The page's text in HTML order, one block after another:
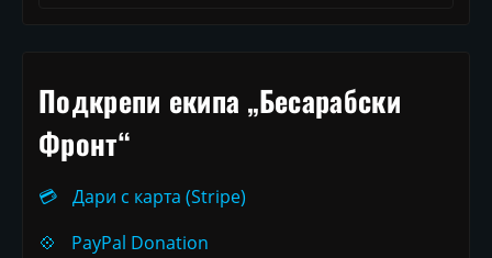
Подкрепи екипа „Бесарабски
Фронт“
💳
Дари с карта (Stripe)
💠
PayPal Donation